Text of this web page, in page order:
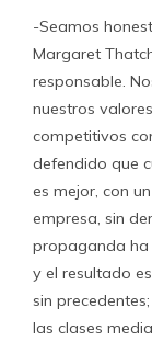
-Seamos
Margaret
responsable.
nuestros
competitivos
defendido que
es mejor, con
empresa, sin
propaganda ha
y el resultado
sin
las clases